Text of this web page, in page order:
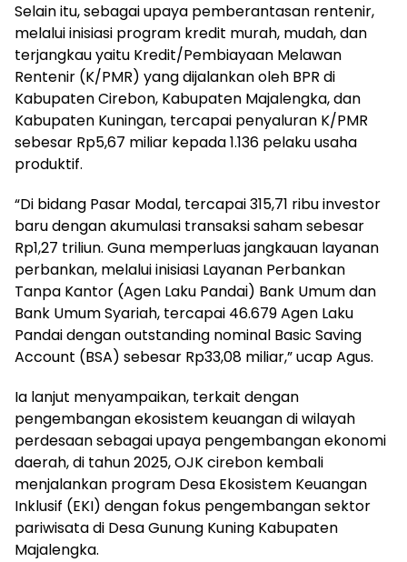
Selain itu, sebagai upaya pemberantasan rentenir,
melalui inisiasi program kredit murah, mudah, dan
terjangkau yaitu Kredit/Pembiayaan Melawan
Rentenir (K/PMR) yang dijalankan oleh BPR di
Kabupaten Cirebon, Kabupaten Majalengka, dan
Kabupaten Kuningan, tercapai penyaluran K/PMR
sebesar Rp5,67 miliar kepada 1.136 pelaku usaha
produktif.
“Di bidang Pasar Modal, tercapai 315,71 ribu investor
baru dengan akumulasi transaksi saham sebesar
Rp1,27 triliun. Guna memperluas jangkauan layanan
perbankan, melalui inisiasi Layanan Perbankan
Tanpa Kantor (Agen Laku Pandai) Bank Umum dan
Bank Umum Syariah, tercapai 46.679 Agen Laku
Pandai dengan outstanding nominal Basic Saving
Account (BSA) sebesar Rp33,08 miliar,” ucap Agus.
Ia lanjut menyampaikan, terkait dengan
pengembangan ekosistem keuangan di wilayah
perdesaan sebagai upaya pengembangan ekonomi
daerah, di tahun 2025, OJK cirebon kembali
menjalankan program Desa Ekosistem Keuangan
Inklusif (EKI) dengan fokus pengembangan sektor
pariwisata di Desa Gunung Kuning Kabupaten
Majalengka.